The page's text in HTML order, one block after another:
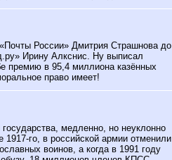
России» Дмитрия Страшнова до
Ирину Алкснис. Ну выписал
премию в 95,4 миллиона казённых
право имеет!
медленно, но неуклонно
го, в российской армии отменили
воинов, а когда в 1991 году